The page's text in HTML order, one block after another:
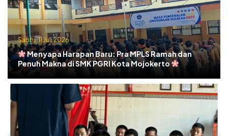
Sabtu, 11 Juli 2026
Menyapa Harapan Baru: Pra MPLS Ramah dan
Penuh Makna di SMK PGRI Kota Mojokerto